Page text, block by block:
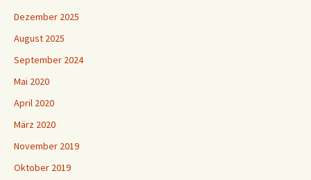
Dezember 2025
August 2025
September 2024
Mai 2020
April 2020
März 2020
November 2019
Oktober 2019